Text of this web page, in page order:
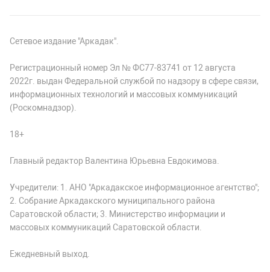
Сетевое издание "Аркадак".
Регистрационный номер Эл № ФС77-83741 от 12 августа
2022г. выдан Федеральной службой по надзору в сфере связи,
информационных технологий и массовых коммуникаций
(Роскомнадзор).
18+
Главный редактор Валентина Юрьевна Евдокимова.
Учредители: 1. АНО "Аркадакское информационное агентство";
2. Собрание Аркадакского муниципального района
Саратовской области; 3. Министерство информации и
массовых коммуникаций Саратовской области.
Ежедневный выход.